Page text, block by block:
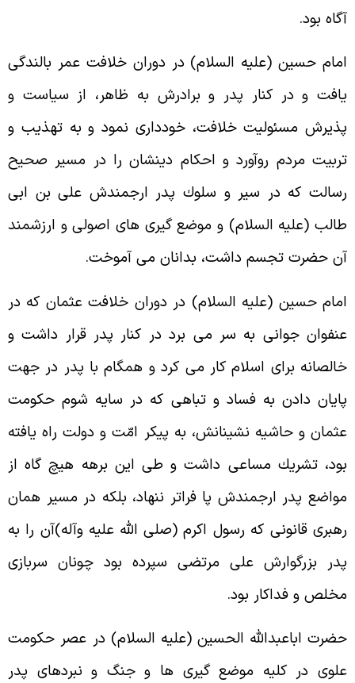
بود.
حسين (عليه السلام) در دوران خلافت عمر بالندگى
و در کنار پدر و برادرش به ظاهر، از سياست و
مسئوليت خلافت، خوددارى نمود و به تهذيب و
مردم روآورد و احكام دينشان را در مسير صحيح
که در سير و سلوك پدر ارجمندش على بن ابى
(عليه السلام) و موضع گيرى هاى اصولى و ارزشمند
حضرت تجسم داشت، بدانان مى آموخت.
حسين (عليه السلام) در دوران خلافت عثمان که در
جوانى به سر مى برد در کنار پدر قرار داشت و
براى اسلام کار مى کرد و همگام با پدر در جهت
دادن به فساد و تباهى که در سايه شوم حكومت
و حاشيه نشينانش، به پيكر امّت و دولت راه يافته
تشريك مساعى داشت و طى اين برهه هيچ گاه از
پدر ارجمندش پا فراتر ننهاد، بلكه در مسير همان
قانونى که رسول اکرم (صلى الله عليه وآله)آن را به
بزرگوارش على مرتضى سپرده بود چونان سربازى
و فداکار بود.
اباعبدالله الحسين (عليه السلام) در عصر حكومت
در کليه موضع گيرى ها و جنگ و نبردهاى پدر